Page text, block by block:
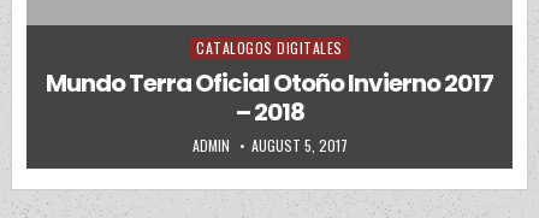
Posted in
CATALOGOS DIGITALES
Mundo Terra Oficial Otoño Invierno 2017
– 2018
AUTHOR:
ADMIN PUBLISHED DATE:
AUGUST 5, 2017